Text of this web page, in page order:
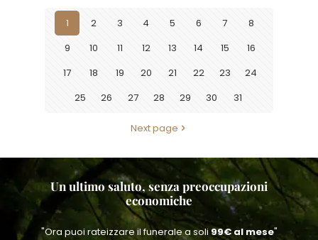
1 2 3 4 5 6 7
8
9
10 11 12 13 14 15
16
17
18 19 20 21 22 23
24
25
26 27 28 29 30 31
Next page
Un ultimo saluto, senza preoccupazioni
economiche
"Ora puoi rateizzare il funerale a soli 99€ al mese"